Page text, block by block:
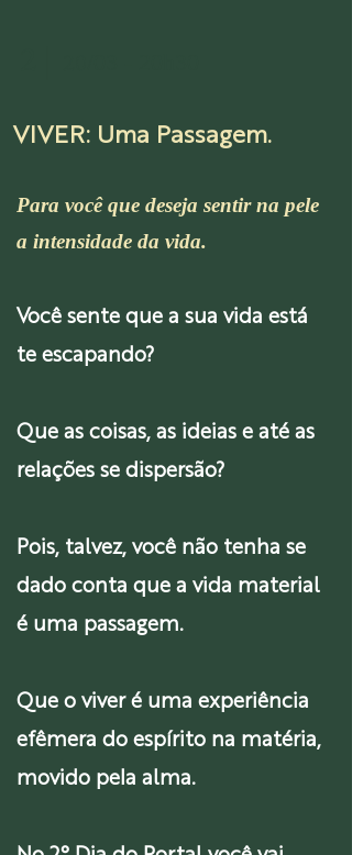
VIVER: Uma Passagem.
Para você que deseja sentir na pele
a intensidade da vida.
Você sente que a sua vida está
te escapando?
Que as coisas, as ideias e até as
relações se dispersão?
Pois, talvez, você não tenha se
dado conta que a vida material
é uma passagem.
Que o viver é uma experiência
efêmera do espírito na matéria,
movido pela alma.